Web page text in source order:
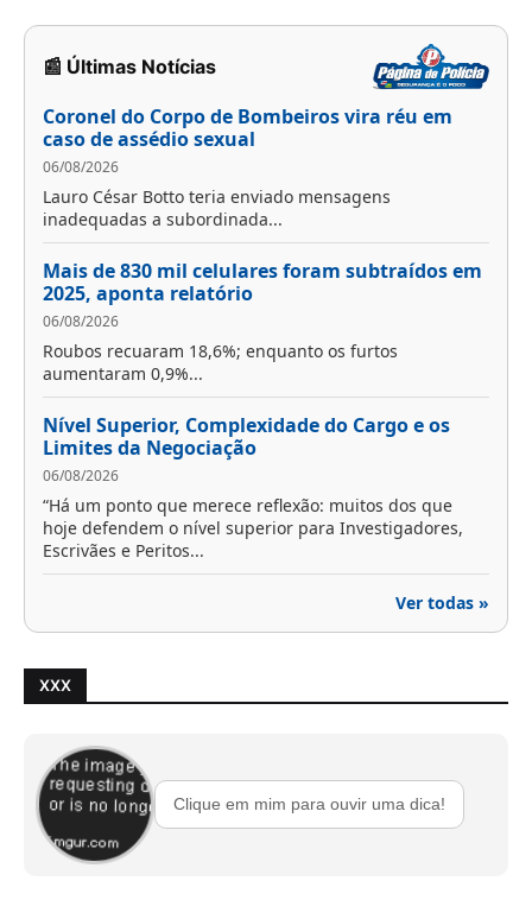
📰 Últimas Notícias
Coronel do Corpo de Bombeiros vira réu em
caso de assédio sexual
06/08/2026
Lauro César Botto teria enviado mensagens
inadequadas a subordinada...
Mais de 830 mil celulares foram subtraídos em
2025, aponta relatório
06/08/2026
Roubos recuaram 18,6%; enquanto os furtos
aumentaram 0,9%...
Nível Superior, Complexidade do Cargo e os
Limites da Negociação
06/08/2026
“Há um ponto que merece reflexão: muitos dos que
hoje defendem o nível superior para Investigadores,
Escrivães e Peritos...
Ver todas »
XXX
Clique em mim para ouvir uma dica!